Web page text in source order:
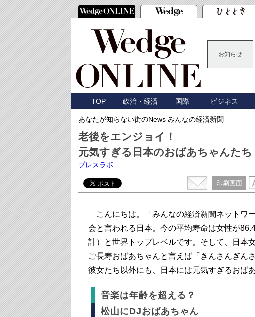
お知らせ
TOP 政治・経済 国際 ビジネス
あなたが知らない街のNews みんなの経済新聞
老後をエンジョイ！
元気すぎる日本のおばあちゃんたち
プレスラボ
印刷画面
こんにちは。「みんなの経済新聞ネットワ
会と言われる日本。今の平均寿命は女性が
計）と世界トップレベルです。そして、日本
ご長寿おばあちゃんと言えば「きんさんぎん
彼女たち以外にも、日本には元気すぎるおば
音楽は年齢を超える？
松山にDJおばあちゃん